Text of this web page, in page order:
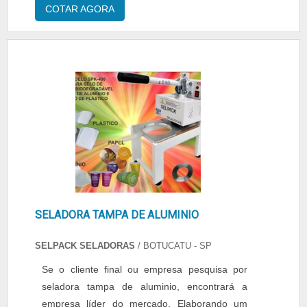
adquiridas porque investiu em uma estrutura
que hoje conta com escritório de alta qualidade
isso, unido a um time de equipe multidisciplinar
de consultores associados e profissionais
qualificados, garante a melhor experiência
para os clientes com qualidade..
certamente esta é a mais indicada! E pode se
durante o tempo de selagem. Informações
técnicas - Estrutura compacta, ....
COTAR AGORA
SELADORA TAMPA DE ALUMINIO
SELPACK SELADORAS / BOTUCATU - SP
Se o cliente final ou empresa pesquisa por
seladora tampa de aluminio, encontrará a
empresa líder do mercado. Elaborando um